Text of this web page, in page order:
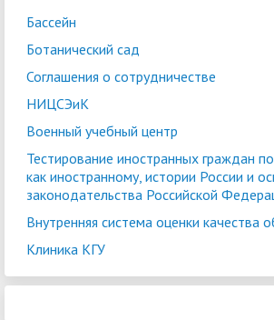
Бассейн
Ботанический сад
Соглашения о сотрудничестве
НИЦСЭиК
Военный учебный центр
Тестирование иностранных граждан
как иностранному, истории России и
законодательства Российской
Внутренняя система оценки качества
Клиника КГУ